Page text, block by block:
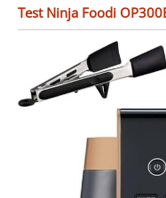
Test Ninja Foodi